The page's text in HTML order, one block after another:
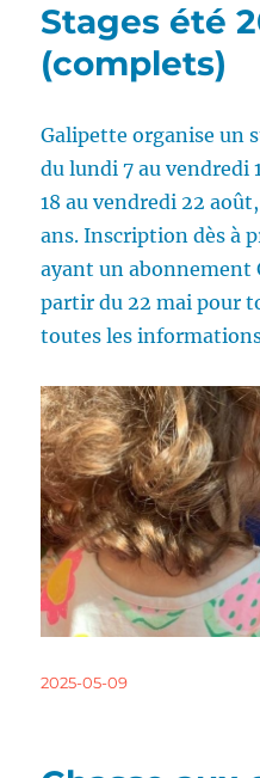
Stages été
(complets)
Galipette organise un
du lundi 7 au vendredi
18 au vendredi 22
ans. Inscription dès à
ayant un abonnement
partir du 22 mai pour
toutes les
Publié
2025-05-09